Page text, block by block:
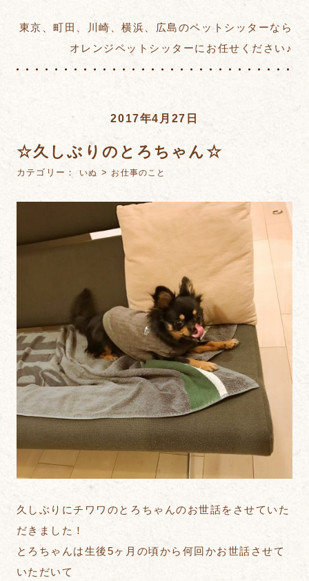
東京、町田、川崎、横浜、広島のペットシッターなら
オレンジペットシッターにお任せください♪
2017年4月27日
☆久しぶりのとろちゃん☆
カテゴリー： いぬ > お仕事のこと
久しぶりにチワワのとろちゃんのお世話をさせていた
だきました！
とろちゃんは生後5ヶ月の頃から何回かお世話させて
いただいて